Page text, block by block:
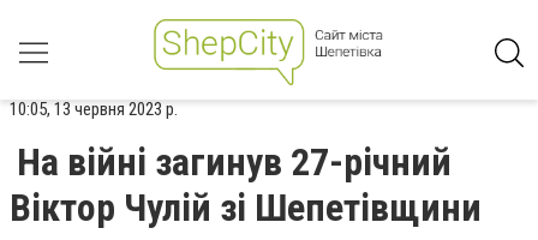
10:05, 13 червня 2023 р.
На війні загинув 27-річний
Віктор Чулій зі Шепетівщини